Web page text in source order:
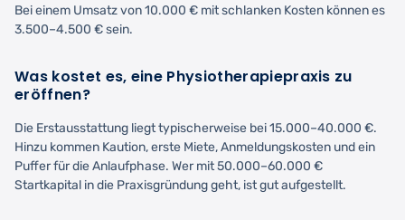
Bei einem Umsatz von 10.000 € mit schlanken Kosten können es
3.500–4.500 € sein.
Was kostet es, eine Physiotherapiepraxis zu
eröffnen?
Die Erstausstattung liegt typischerweise bei 15.000–40.000 €.
Hinzu kommen Kaution, erste Miete, Anmeldungskosten und ein
Puffer für die Anlaufphase. Wer mit 50.000–60.000 €
Startkapital in die Praxisgründung geht, ist gut aufgestellt.